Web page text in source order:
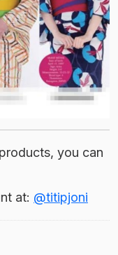
you can
at: @titipjoni